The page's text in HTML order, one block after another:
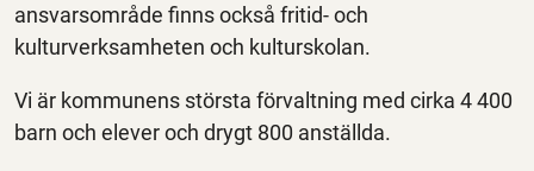
ansvarsområde finns också fritid- och
kulturverksamheten och kulturskolan.
Vi är kommunens största förvaltning med cirka 4 400
barn och elever och drygt 800 anställda.